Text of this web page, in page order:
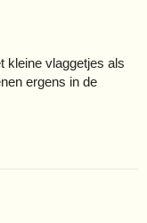
kleine vlaggetjes als
ergens in de